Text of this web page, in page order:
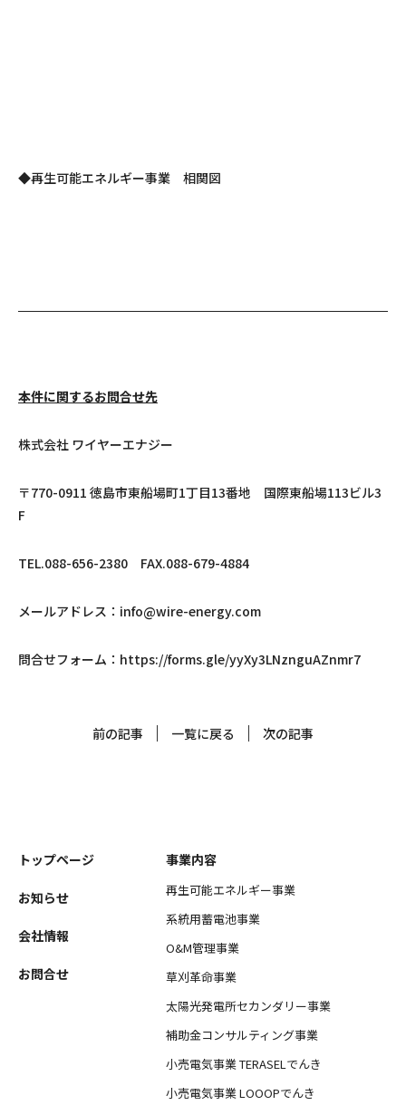
◆再生可能エネルギー事業 相関図
本件に関するお問合せ先
株式会社 ワイヤーエナジー
〒770-0911 徳島市東船場町1丁目13番地 国際東船場113ビル3
F
TEL.088-656-2380 FAX.088-679-4884
メールアドレス：info@wire-energy.com
問合せフォーム： https://forms.gle/yyXy3LNznguAZnmr7
前の記事 一覧に戻る 次の記事
トップページ
お知らせ
会社情報
お問合せ
事業内容
再生可能エネルギー事業
系統用蓄電池事業
O&M管理事業
草刈革命事業
太陽光発電所セカンダリー事業
補助金コンサルティング事業
小売電気事業 TERASELでんき
小売電気事業 LOOOPでんき